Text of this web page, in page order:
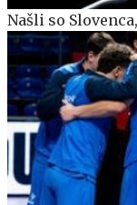
Našli so